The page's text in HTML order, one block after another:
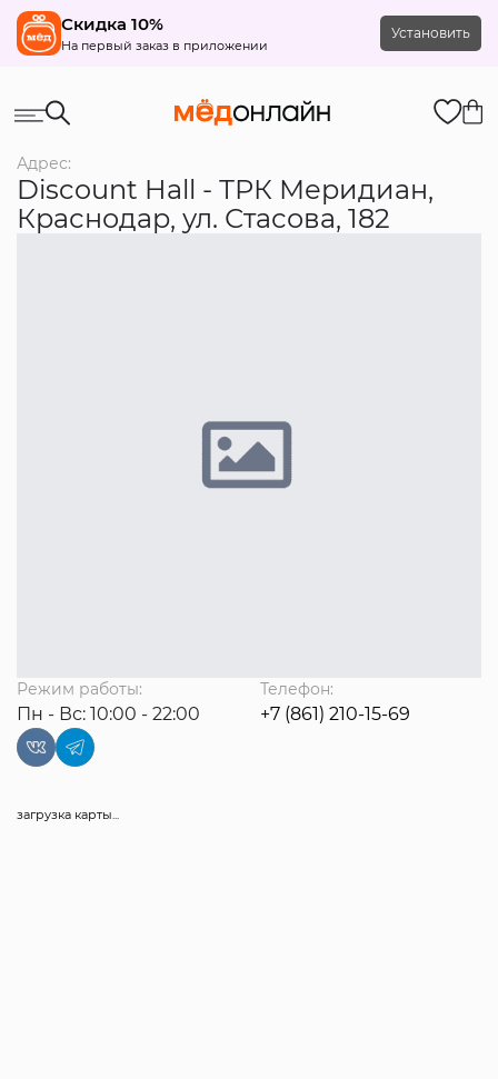
Скидка 10%
На первый заказ в приложении
Установить
Адрес:
Discount Hall - ТРК Меридиан,
Краснодар, ул. Стасова, 182
Режим работы:
Пн - Вс: 10:00 - 22:00
Телефон:
+7 (861) 210-15-69
загрузка карты...